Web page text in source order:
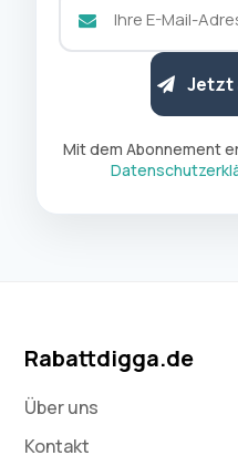
Jetzt
Mit dem Abonnement
Rabattdigga.de
Über uns
Kontakt